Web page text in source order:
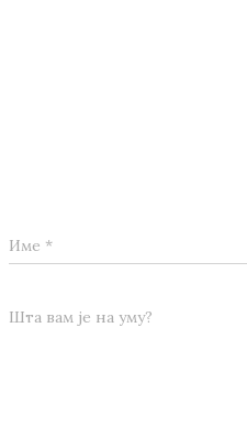
Име *
Шта вам је на уму?